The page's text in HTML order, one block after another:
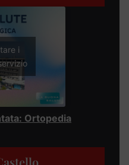
i
Ortopedia